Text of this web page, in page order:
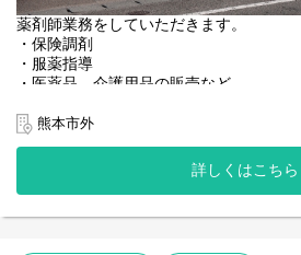
薬剤師業務をしていただきます。
・保険調剤
・服薬指導
・医薬品、介護用品の販売など
＜店舗情報＞
◆処方箋枚数 130枚／日
◆処方内容 熊本労災病院
◆薬剤師：正社員7名、パート1名（管理
の方です）
熊本市外
詳しくはこちら